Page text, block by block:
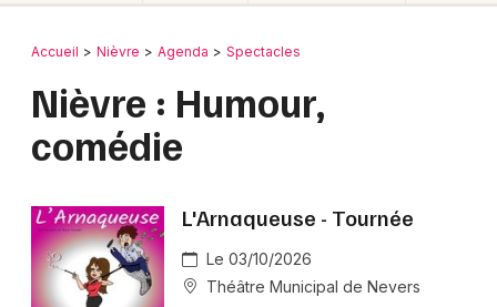
Publier un événement
Activité & Expérience
Manifestations
Bordeaux
Colmar
Lyon
Marseille
Retour
Accueil Nièvre Agenda Spectacles
Nièvre : Humour,
comédie
L'Arnaqueuse - Tournée
Le 03/10/2026
Théâtre Municipal de Nevers
Où ?
Changer de lieu
Quand ?